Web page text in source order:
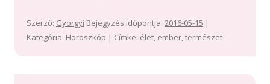
Szerző: Gyorgyi Bejegyzés időpontja: 2016-05-15 |
Kategória: Horoszkóp | Címke: élet, ember,természet